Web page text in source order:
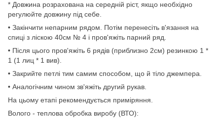
* Довжина розрахована на середній ріст, якщо необхідно
регулюйте довжину під себе.
• Закінчити непарним рядом. Потім перенесіть в'язання на
спиці з ліскою 40см № 4 і пров'яжіть парний ряд.
• Після цього пров'яжіть 6 рядів (приблизно 2см) резинкою 1 *
1 (1 лиц * 1 вив).
• Закрийте петлі тим самим способом, що й тіло джемпера.
• Аналогічним чином зв'яжіть другий рукав.
На цьому етапі рекомендується приміряння.
Волого - теплова обробка виробу (ВТО):